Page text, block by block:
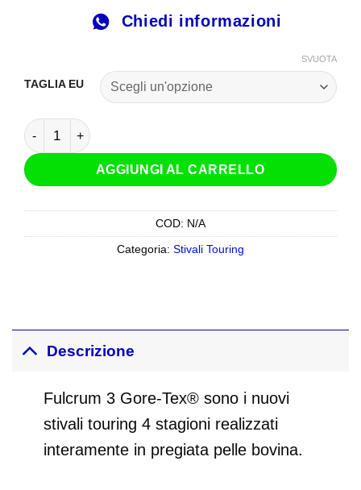
Chiedi informazioni
TAGLIA EU
SVUOTA
Stivali Dainese Fulcrum 3 Gore-tex Nero quantità
AGGIUNGI AL CARRELLO
COD: N/A
Categoria: Stivali Touring
Descrizione
Fulcrum 3 Gore-Tex® sono i nuovi
stivali touring 4 stagioni realizzati
interamente in pregiata pelle bovina.